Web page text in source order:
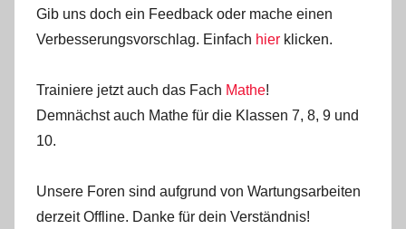
Gib uns doch ein Feedback oder mache einen
Verbesserungsvorschlag. Einfach hier klicken.
Trainiere jetzt auch das Fach Mathe!
Demnächst auch Mathe für die Klassen 7, 8, 9 und
10.
Unsere Foren sind aufgrund von Wartungsarbeiten
derzeit Offline. Danke für dein Verständnis!